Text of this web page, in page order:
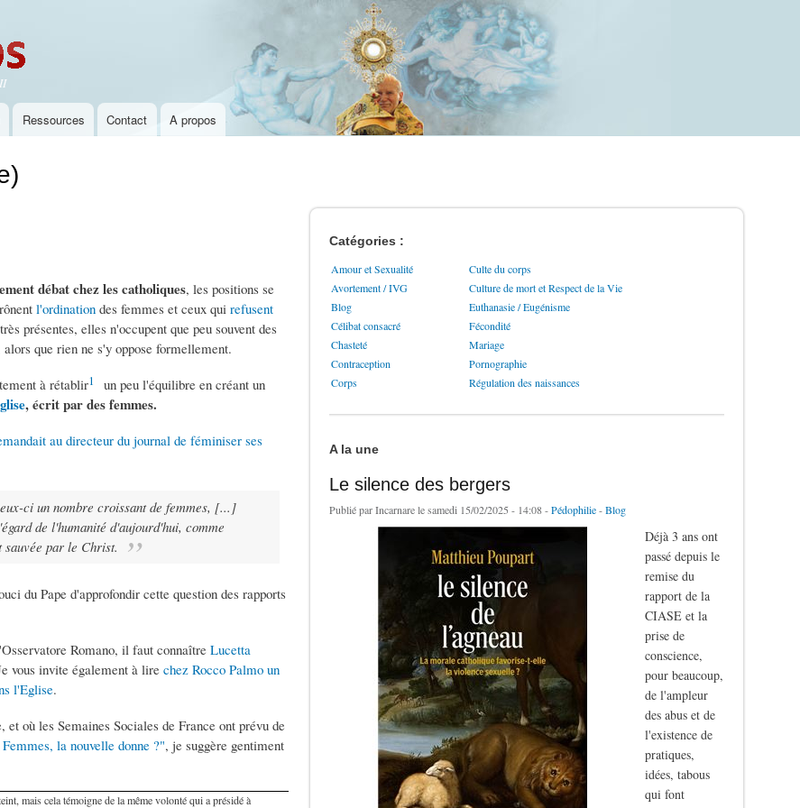
Ressources Contact A propos
débat chez les catholiques, les positions se
l'ordination des femmes et ceux qui refusent
présentes, elles n'occupent que peu souvent des
que rien ne s'y oppose formellement.
à rétablir1 un peu l'équilibre en créant un
, écrit par des femmes.
au directeur du journal de féminiser ses
ci un nombre croissant de femmes, [...]
de l'humanité d'aujourd'hui, comme
sauvée par le Christ.
du Pape d'approfondir cette question des rapports
Romano, il faut connaîtreLucetta
vous invite également à lire chez Rocco Palmo un
l'Eglise.
où les Semaines Sociales de France ont prévu de
la nouvelle donne ?", je suggère gentiment
mais cela témoigne de la même volonté qui a présidé à
Catégories :
Amour et Sexualité
Culte du corps
Avortement / IVG
Culture de mort et Respect de la Vie
Blog
Euthanasie / Eugénisme
Célibat consacré
Fécondité
Chasteté
Mariage
Contraception
Pornographie
Corps
Régulation des naissances
A la une
Le silence des bergers
Publié parIncarnarele samedi 15/02/2025 - 14:08 -Pédophilie-Blog
Déjà 3 ans ont
passé depuis le
remise du
rapport de la
CIASE et la
prise de
conscience,
pour beaucoup,
de l'ampleur
des abus et de
l'existence de
pratiques,
idées, tabous
qui font